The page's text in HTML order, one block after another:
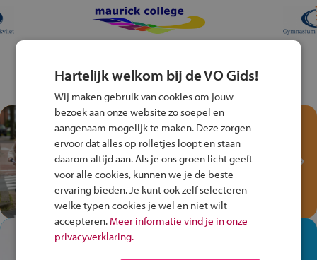
Test je kennis met het
Fiets Veilig
Verkeersspel!
Speel het Fiets Veilig Verkeersspel
en win een Cortina-fiets!
In de winkel ben je op je
plek!
Hartelijk welkom bij de VO Gids!
Wij maken gebruik van cookies om jouw
bezoek aan onze website zo soepel en
aangenaam mogelijk te maken. Deze zorgen
ervoor dat alles op rolletjes loopt en staan
daarom altijd aan. Als je ons groen licht geeft
voor alle cookies, kunnen we je de beste
ervaring bieden. Je kunt ook zelf selecteren
welke typen cookies je wel en niet wilt
accepteren. Meer informatie vind je in onze
privacyverklaring.